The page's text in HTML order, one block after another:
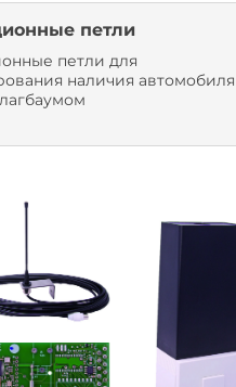
петли
петли для
наличия автомобиля